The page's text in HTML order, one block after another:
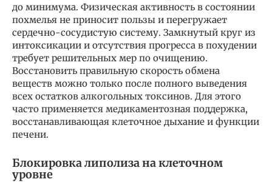
до минимума. Физическая активность в состоянии
похмелья не приносит пользы и перегружает
сердечно-сосудистую систему. Замкнутый круг из
интоксикации и отсутствия прогресса в похудении
требует решительных мер по очищению.
Восстановить правильную скорость обмена
веществ можно только после полного выведения
всех остатков алкогольных токсинов. Для этого
часто применяется медикаментозная поддержка,
восстанавливающая клеточное дыхание и функции
печени.
Блокировка липолиза на клеточном
уровне